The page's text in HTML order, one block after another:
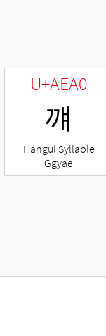
U+AEA0
꺠
Hangul Syllable
Ggyae